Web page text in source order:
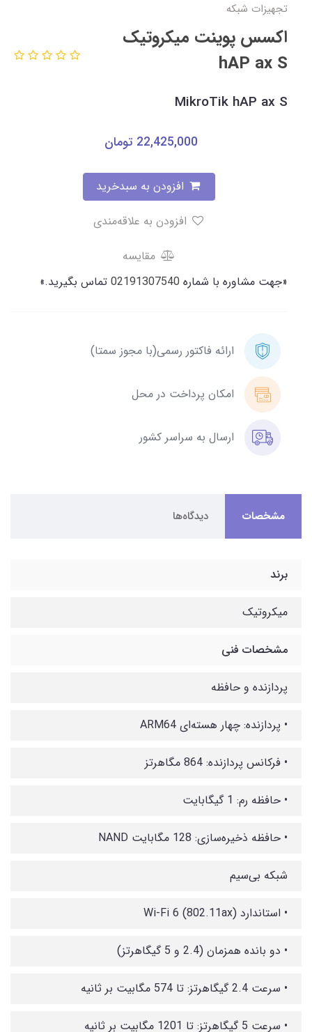
تجهیزات شبکه
اکسس پوینت میکروتیک
hAP ax S
MikroTik hAP ax S
22,425,000 تومان
مقایسه
«جهت مشاوره با شماره 02191307540 تماس بگیرید.»
ارائه فاکتور رسمی(با مجوز سمتا)
امکان پرداخت در محل
ارسال به سراسر کشور
مشخصات دیدگاه‌ها
برند
میکروتیک
مشخصات فنی
پردازنده و حافظه
• پردازنده: چهار هسته‌ای ARM64
• فرکانس پردازنده: 864 مگاهرتز
• حافظه رم: 1 گیگابایت
• حافظه ذخیره‌سازی: 128 مگابایت NAND
شبکه بی‌سیم
• استاندارد Wi-Fi 6 (802.11ax)
• دو بانده همزمان (2.4 و 5 گیگاهرتز)
• سرعت 2.4 گیگاهرتز: تا 574 مگابیت بر ثانیه
• سرعت 5 گیگاهرتز: تا 1201 مگابیت بر ثانیه